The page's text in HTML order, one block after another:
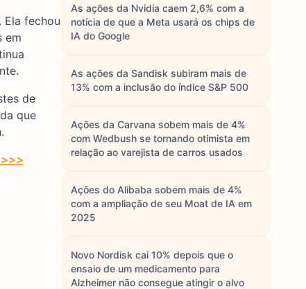
fechou
em
de
que
As ações da Nvidia caem 2,6% com a
notícia de que a Meta usará os chips de
IA do Google
As ações da Sandisk subiram mais de
13% com a inclusão do índice S&P 500
Ações da Carvana sobem mais de 4%
com Wedbush se tornando otimista em
relação ao varejista de carros usados
Ações do Alibaba sobem mais de 4%
com a ampliação de seu Moat de IA em
2025
Novo Nordisk cai 10% depois que o
ensaio de um medicamento para
Alzheimer não consegue atingir o alvo